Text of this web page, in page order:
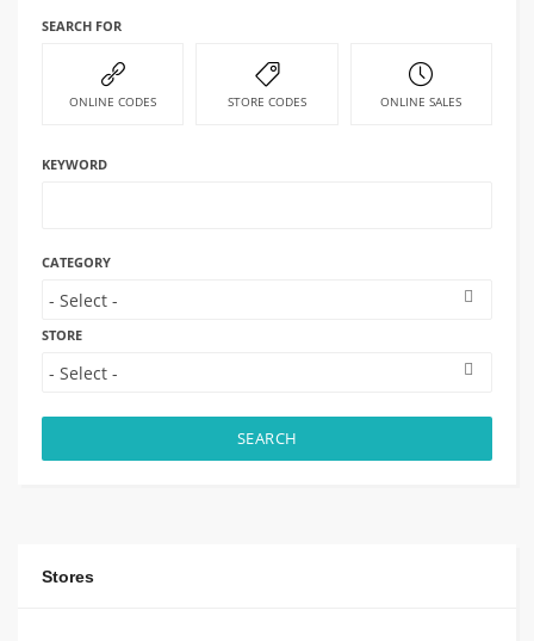
SEARCH FOR
ONLINE CODES STORE CODES ONLINE SALES
KEYWORD
CATEGORY
STORE
SEARCH
Stores